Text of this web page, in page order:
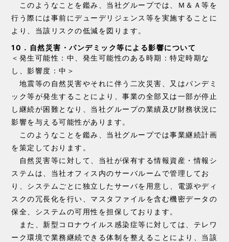
このようなことを鑑み、当社グループでは、Ｍ＆Ａ等を
行う際には事前にデューデリジェンス等を実施することに
より、当該リスクの低減を図ります。
10．自然災害・パンデミック等による影響について
＜発生可能性：中、発生可能性のある時期：特定時期な
し、影響度：中＞
地震等の自然災害やそれに伴う二次災害、又はパンデミ
ック等が発生することにより、事業の全部又は一部が停止
し継続が困難となり、当社グループの業績及び財務状況に
影響を与える可能性があります。
このようなことを鑑み、当社グループでは事業継続計画
を策定しております。
自然災害等に対して、当社が保有する情報資産・情報シ
ステムは、当社オフィス内のサーバルームで管理してお
り、システムごとに独立したサーバを用意し、電源やディ
スクの冗長化を行い、マスタファイルを含む機密データの
保全、システムの可用性を担保しております。
また、新型コロナウイルス感染症等に対しては、テレワ
ーク環境で業務継続できる体制を整えることにより、当該